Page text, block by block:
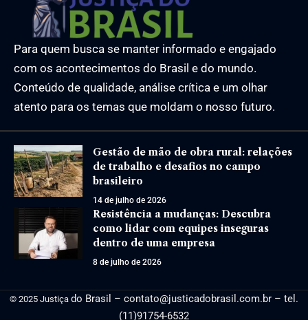
Para quem busca se manter informado e engajado
com os acontecimentos do Brasil e do mundo.
Conteúdo de qualidade, análise crítica e um olhar
atento para os temas que moldam o nosso futuro.
Gestão de mão de obra rural: relações
de trabalho e desafios no campo
brasileiro
14 de julho de 2026
Resistência a mudanças: Descubra
como lidar com equipes inseguras
dentro de uma empresa
8 de julho de 2026
© 2025 Justiça do Brasil – contato@justicadobrasil.com.br – tel.
(11)91754-6532